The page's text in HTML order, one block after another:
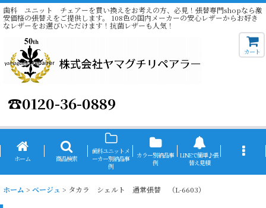
歯科 ユニット チェアーを買い換えをお考えの方、必見！張替専門shopなら激
安価格の張替えをご提供します。 108色の国内メーカーの安心レザーからお好き
なレザーをお選びいただけます！抗菌レザーも人気！
☎0120-36-0889
カート
ホーム 商品検索
歯科ユニットメ
ーカー別納品事
例
カラー別納品事
例
LINEで簡単♪張
替え見積
ホーム > ベージュ > タカラ シェルト 通常張替 （L-6603）